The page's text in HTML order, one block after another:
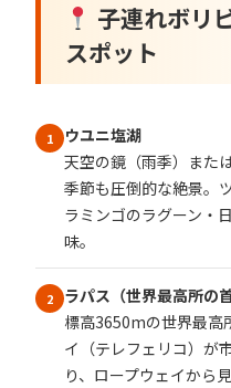
子連れボリ
スポット
1
ウユニ塩湖
天空の鏡（雨季）ま
季節も圧倒的な絶景。
ラミンゴのラグーン・
味。
2
ラパス（世界最高所の首
標高3650mの世界最高
イ（テレフェリコ）が
り、ロープウェイから